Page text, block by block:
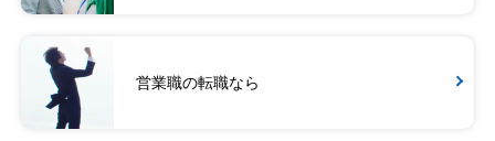
営業職の転職なら